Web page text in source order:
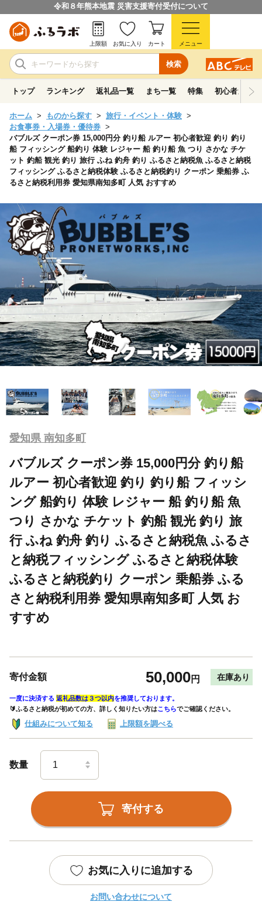
令和８年熊本地震 災害支援寄付受付について
検索
上限額 お気に入り カート メニュー
トップ ランキング 返礼品一覧 まち一覧 特集 初心者ガイド
ホーム ものから探す
旅行・イベント・体験
お食事券・入場券・優待券
バブルズ クーポン券 15,000円分 釣り船 ルアー 初心者歓迎 釣り 釣り
船 フィッシング 船釣り 体験 レジャー 船 釣り船 魚 つり さかな チケ
ット 釣船 観光 釣り 旅行 ふね 釣舟 釣り ふるさと納税魚 ふるさと納税
フィッシング ふるさと納税体験 ふるさと納税釣り クーポン 乗船券 ふ
るさと納税利用券 愛知県南知多町 人気 おすすめ
愛知県 南知多町
バブルズ クーポン券 15,000円分 釣り船
ルアー 初心者歓迎 釣り 釣り船 フィッシ
ング 船釣り 体験 レジャー 船 釣り船 魚
つり さかな チケット 釣船 観光 釣り 旅
行 ふね 釣舟 釣り ふるさと納税魚 ふるさ
と納税フィッシング ふるさと納税体験
ふるさと納税釣り クーポン 乗船券 ふる
さと納税利用券 愛知県南知多町 人気 お
すすめ
寄付金額 50,000円 在庫あり
一度に決済する 返礼品数は３つ以内を推奨しております。
🔰ふるさと納税が初めての方、詳しく知りたい方はこちらでご確認ください。
仕組みについて知る 上限額を調べる
数量
寄付する
お気に入りに追加する
お問い合わせについて